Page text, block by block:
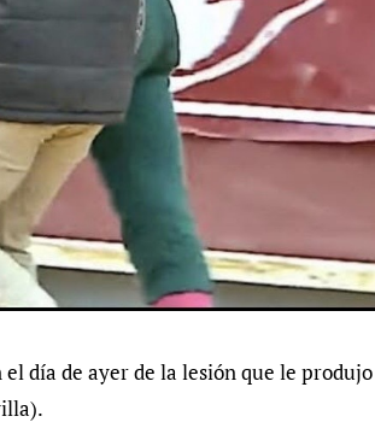
día de ayer de la lesión que le produjo